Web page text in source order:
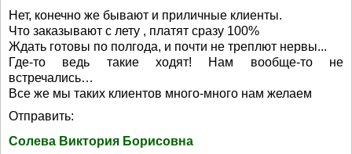
Нет, конечно же бывают и приличные клиенты.
Что заказывают с лету , платят сразу 100%
Ждать готовы по полгода, и почти не треплют нервы...
Где-то ведь такие ходят! Нам вообще-то не
встречались…
Все же мы таких клиентов много-много нам желаем
Отправить:
Солева Виктория Борисовна